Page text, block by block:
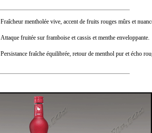
Fraîcheur mentholée vive, accent de fruits rouges mûrs et
Attaque fruitée sur framboise et cassis et menthe enveloppante.
Persistance fraîche équilibrée, retour de menthol pur et écho